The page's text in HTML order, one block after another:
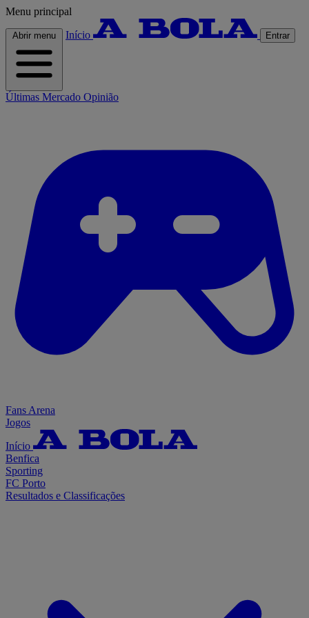
Menu principal
Abrir menu Início Entrar
Últimas Mercado Opinião
Fans Arena
Jogos
Início
Benfica
Sporting
FC Porto
Resultados e Classificações